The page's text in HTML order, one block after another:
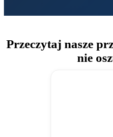
Przeczytaj nasze
nie